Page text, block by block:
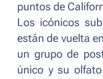
puntos de
Los icónicos
están de vuelta
un grupo de
único y su